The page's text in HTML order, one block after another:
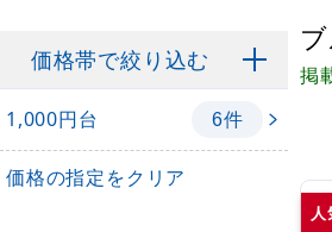
掲
人
価格帯で絞り込む
1,000円台 6件
価格の指定をクリア